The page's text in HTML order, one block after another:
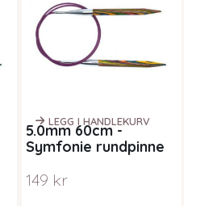
LEGG I HANDLEKURV
5.0mm 60cm -
Symfonie rundpinne
149 kr